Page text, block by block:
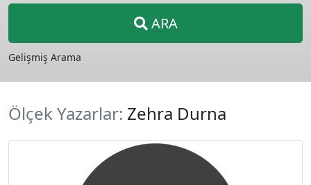
ARA
Gelişmiş Arama
Ölçek Yazarlar: Zehra Durna